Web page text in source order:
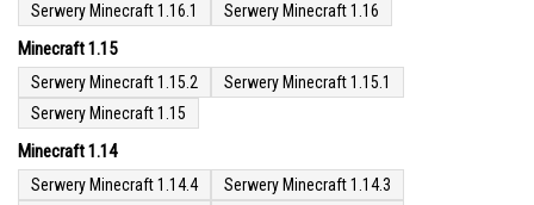
Serwery Minecraft 1.16.1
Serwery Minecraft 1.16
Minecraft 1.15
Serwery Minecraft 1.15.2
Serwery Minecraft 1.15.1
Serwery Minecraft 1.15
Minecraft 1.14
Serwery Minecraft 1.14.4
Serwery Minecraft 1.14.3